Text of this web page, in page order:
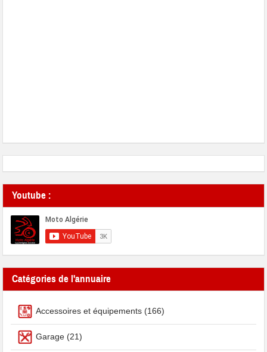
Youtube :
Catégories de l'annuaire
Accessoires et équipements (166)
Garage (21)